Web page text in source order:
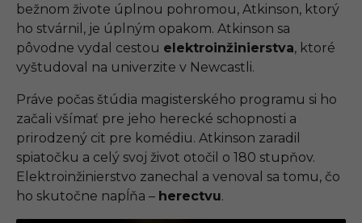
bežnom živote úplnou pohromou, Atkinson, ktorý
ho stvárnil, je úplným opakom. Atkinson sa
pôvodne vydal cestou elektroinžinierstva, ktoré
vyštudoval na univerzite v Newcastli.
Práve počas štúdia magisterského programu si ho
začali všímať pre jeho herecké schopnosti a
prirodzený cit pre komédiu. Atkinson zaradil
spiatočku a celý svoj život otočil o 180 stupňov.
Elektroinžinierstvo zanechal a venoval sa tomu, čo
ho skutočne napĺňa – herectvu.